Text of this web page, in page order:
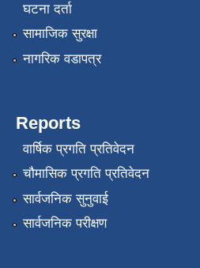
घटना दर्ता
सामाजिक सुरक्षा
नागरिक वडापत्र
Reports
वार्षिक प्रगति प्रतिवेदन
चौमासिक प्रगति प्रतिवेदन
सार्वजनिक सुनुवाई
सार्वजनिक परीक्षण